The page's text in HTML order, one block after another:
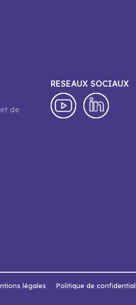
de
RESEAUX SOCIAUX
légales Politique de